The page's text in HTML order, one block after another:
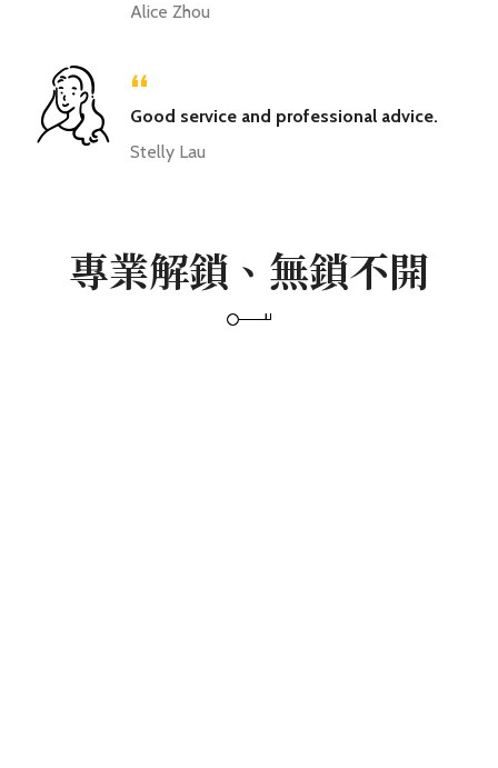
Alice Zhou
“
Good service and professional advice.
Stelly Lau
專業解鎖、無鎖不開